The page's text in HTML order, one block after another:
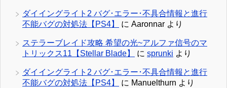
ダイイングライト2 バグ･エラー･不具合情報と進行
不能バグの対処法【PS4】
に Aaronnar より
ステラーブレイド攻略 希望の光~アルファ信号のマ
トリックス11【Stellar Blade】
に sprunki より
ダイイングライト2 バグ･エラー･不具合情報と進行
不能バグの対処法【PS4】
に Manuelthurn より